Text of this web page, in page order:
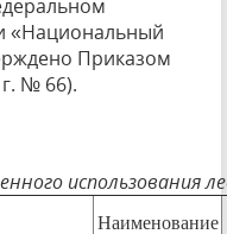
«Национальный
Приказом
№ 66).
использования
Наименование